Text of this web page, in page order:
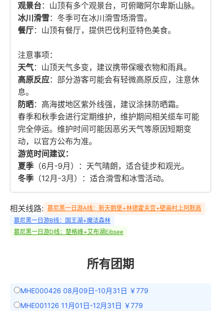
观景台：山顶有多个观景台，可俯瞰阿尔卑斯山脉。
冰川滑雪：冬季可在冰川滑雪场滑雪。
餐厅：山顶有餐厅，提供巴伐利亚特色美食。
注意事项：
天气：山顶天气多变，建议携带保暖衣物和雨具。
高原反应：部分游客可能会有轻微高原反应，注意休
息。
防晒：高海拔地区紫外线强，建议涂抹防晒霜。
春季和秋季会进行定期维护，维护期间相关缆车可能
完全停运。维护时间可能因恶劣天气等原因短期变
动，以官方公布为准。
游览时间建议：
夏季 （6月-9月）：天气晴朗，适合徒步和观光。
冬季 （12月-3月）：适合滑雪和冰雪活动。
相关线路: 慕尼黑一日游A线：新天鹅堡+林德霍夫宫+壁画村上阿默高
慕尼黑一日游B线：国王湖+魔法森林
慕尼黑一日游D线：楚格峰+艾布湖Eibsee
所有团期
MHE000426 08月09日-10月31日 ￥779
MHE001126 11月01日-12月31日 ￥779